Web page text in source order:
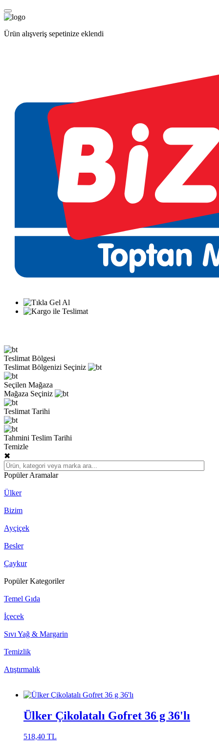
Ürün alışveriş sepetinize eklendi
Teslimat Bölgesi
Teslimat Bölgenizi Seçiniz
Seçilen Mağaza
Mağaza Seçiniz
Teslimat Tarihi
Tahmini Teslim Tarihi
Temizle
✖
Popüler Aramalar
Ülker
Bizim
Ayçiçek
Besler
Çaykur
Popüler Kategoriler
Temel Gıda
İçecek
Sıvı Yağ & Margarin
Temizlik
Atıştırmalık
Ülker Çikolatalı Gofret 36 g 36'lı
518,40 TL